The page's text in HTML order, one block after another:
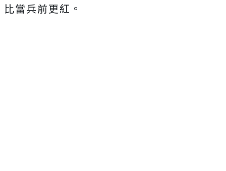
比當兵前更紅。